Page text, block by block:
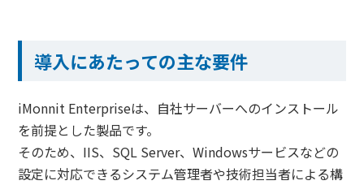
導入にあたっての主な要件
iMonnit Enterpriseは、自社サーバーへのインストール
を前提とした製品です。
そのため、IIS、SQL Server、Windowsサービスなどの
設定に対応できるシステム管理者や技術担当者による構